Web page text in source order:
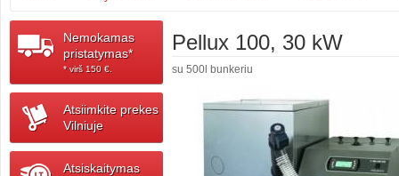
Nemokamas
pristatymas*
* virš 150 ‎€.
Atsiimkite prekes
Vilniuje
Atsiskaitymas
Pellux 100, 30 kW
su 500l bunkeriu